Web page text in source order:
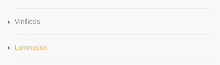
Vinilicos
Laminados